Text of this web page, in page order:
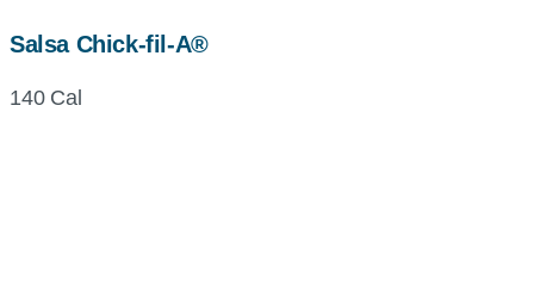
Salsa Chick-fil-A®
140 Cal